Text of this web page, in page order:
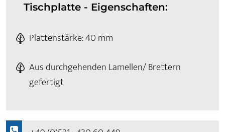
Tischplatte - Eigenschaften:
Plattenstärke: 40 mm
Aus durchgehenden Lamellen/ Brettern
gefertigt